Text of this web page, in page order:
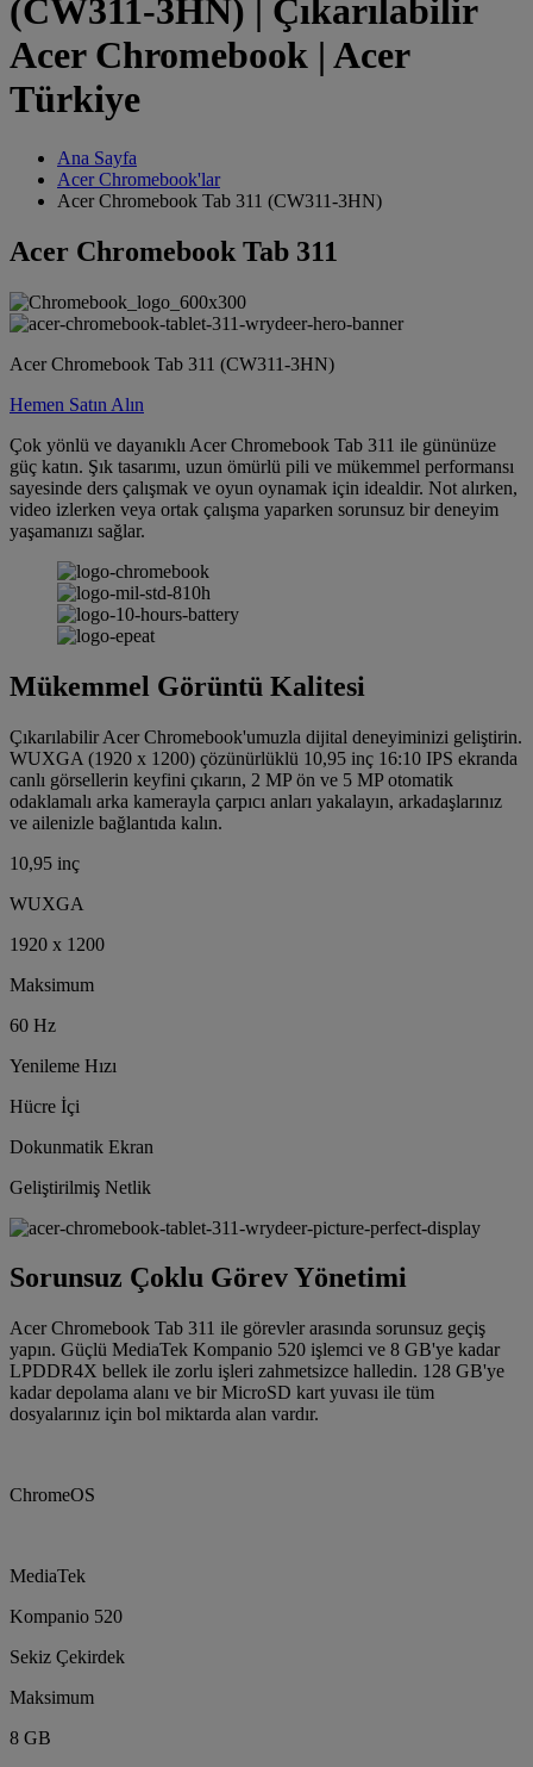
(CW311-3HN) | Çıkarılabilir
Acer Chromebook | Acer
Türkiye
Ana Sayfa
Acer Chromebook'lar
Acer Chromebook Tab 311 (CW311-3HN)
Acer Chromebook Tab 311
Acer Chromebook Tab 311 (CW311-3HN)
Hemen Satın Alın
Çok yönlü ve dayanıklı Acer Chromebook Tab 311 ile gününüze
güç katın. Şık tasarımı, uzun ömürlü pili ve mükemmel performansı
sayesinde ders çalışmak ve oyun oynamak için idealdir. Not alırken,
video izlerken veya ortak çalışma yaparken sorunsuz bir deneyim
yaşamanızı sağlar.
Mükemmel Görüntü Kalitesi
Çıkarılabilir Acer Chromebook'umuzla dijital deneyiminizi geliştirin.
WUXGA (1920 x 1200) çözünürlüklü 10,95 inç 16:10 IPS ekranda
canlı görsellerin keyfini çıkarın, 2 MP ön ve 5 MP otomatik
odaklamalı arka kamerayla çarpıcı anları yakalayın, arkadaşlarınız
ve ailenizle bağlantıda kalın.
10,95 inç
WUXGA
1920 x 1200
Maksimum
60 Hz
Yenileme Hızı
Hücre İçi
Dokunmatik Ekran
Geliştirilmiş Netlik
Sorunsuz Çoklu Görev Yönetimi
Acer Chromebook Tab 311 ile görevler arasında sorunsuz geçiş
yapın. Güçlü MediaTek Kompanio 520 işlemci ve 8 GB'ye kadar
LPDDR4X bellek ile zorlu işleri zahmetsizce halledin. 128 GB'ye
kadar depolama alanı ve bir MicroSD kart yuvası ile tüm
dosyalarınız için bol miktarda alan vardır.
ChromeOS
MediaTek
Kompanio 520
Sekiz Çekirdek
Maksimum
8 GB